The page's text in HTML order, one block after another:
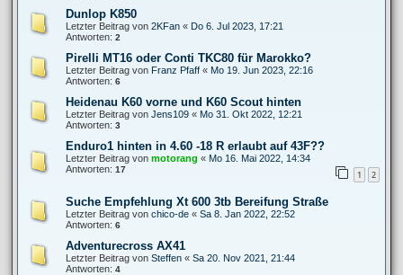
Dunlop K850
Letzter Beitrag von 2KFan « Do 6. Jul 2023, 17:21
Antworten: 2
Pirelli MT16 oder Conti TKC80 für Marokko?
Letzter Beitrag von Franz Pfaff « Mo 19. Jun 2023, 22:16
Antworten: 6
Heidenau K60 vorne und K60 Scout hinten
Letzter Beitrag von Jens109 « Mo 31. Okt 2022, 12:21
Antworten: 3
Enduro1 hinten in 4.60 -18 R erlaubt auf 43F??
Letzter Beitrag von motorang « Mo 16. Mai 2022, 14:34
Antworten: 17 1 2
Suche Empfehlung Xt 600 3tb Bereifung Straße
Letzter Beitrag von chico-de « Sa 8. Jan 2022, 22:52
Antworten: 6
Adventurecross AX41
Letzter Beitrag von Steffen « Sa 20. Nov 2021, 21:44
Antworten: 4